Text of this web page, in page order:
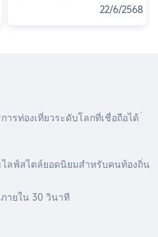
22/6/2568
รท่องเที่ยวระดับโลกที่เชื่อถือได้
ลฟ์สไตล์ยอดนิยมสำหรับคนท้องถิ่น
ายใน 30 วินาที